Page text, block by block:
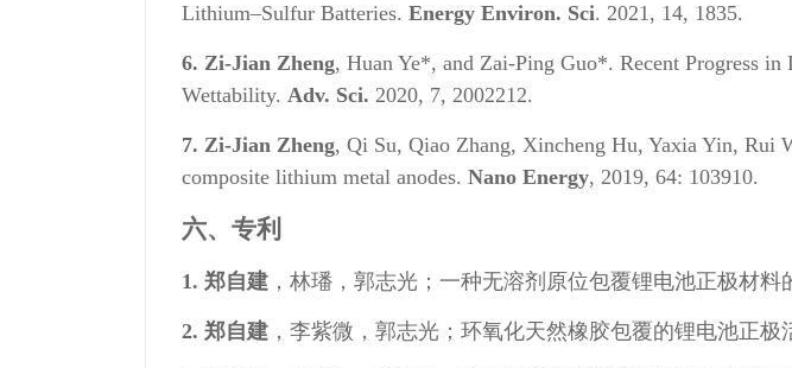
Lithium–Sulfur Batteries. Energy Environ. Sci. 2021, 14, 1835.
6. Zi-Jian Zheng, Huan Ye*, and Zai-Ping Guo*. Recent Progress
Wettability. Adv. Sci. 2020, 7, 2002212.
7. Zi-Jian Zheng, Qi Su, Qiao Zhang, Xincheng Hu, Yaxia Yin, Rui
composite lithium metal anodes. Nano Energy, 2019, 64: 103910.
六、专利
1. 郑自建 ，林璠，郭志光；一种无溶剂原位包覆锂电池正极材料
2. 郑自建 ，李紫微，郭志光；环氧化天然橡胶包覆的锂电池正